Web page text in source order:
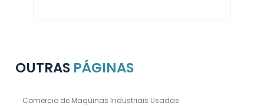
OUTRAS PÁGINAS
Comercio de Maquinas Industriais Usadas